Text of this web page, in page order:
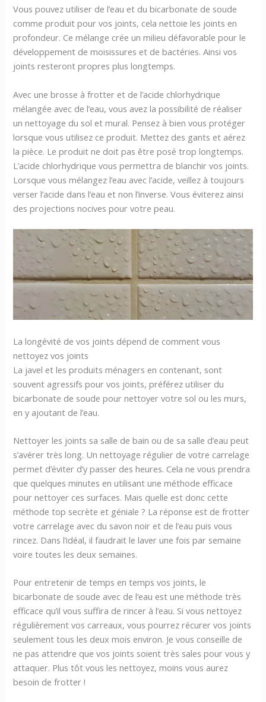
Vous pouvez utiliser de l’eau et du bicarbonate de soude
comme produit pour vos joints, cela nettoie les joints en
profondeur. Ce mélange crée un milieu défavorable pour le
développement de moisissures et de bactéries. Ainsi vos
joints resteront propres plus longtemps.
Avec une brosse à frotter et de l’acide chlorhydrique
mélangée avec de l’eau, vous avez la possibilité de réaliser
un nettoyage du sol et mural. Pensez à bien vous protéger
lorsque vous utilisez ce produit. Mettez des gants et aérez
la pièce. Le produit ne doit pas être posé trop longtemps.
L’acide chlorhydrique vous permettra de blanchir vos joints.
Lorsque vous mélangez l’eau avec l’acide, veillez à toujours
verser l’acide dans l’eau et non l’inverse. Vous éviterez ainsi
des projections nocives pour votre peau.
La longévité de vos joints dépend de comment vous
nettoyez vos joints
La javel et les produits ménagers en contenant, sont
souvent agressifs pour vos joints, préférez utiliser du
bicarbonate de soude pour nettoyer votre sol ou les murs,
en y ajoutant de l’eau.
Nettoyer les joints sa salle de bain ou de sa salle d’eau peut
s’avérer très long. Un nettoyage régulier de votre carrelage
permet d’éviter d’y passer des heures. Cela ne vous prendra
que quelques minutes en utilisant une méthode efficace
pour nettoyer ces surfaces. Mais quelle est donc cette
méthode top secrète et géniale ? La réponse est de frotter
votre carrelage avec du savon noir et de l’eau puis vous
rincez. Dans l’idéal, il faudrait le laver une fois par semaine
voire toutes les deux semaines.
Pour entretenir de temps en temps vos joints, le
bicarbonate de soude avec de l’eau est une méthode très
efficace qu’il vous suffira de rincer à l’eau. Si vous nettoyez
régulièrement vos carreaux, vous pourrez récurer vos joints
seulement tous les deux mois environ. Je vous conseille de
ne pas attendre que vos joints soient très sales pour vous y
attaquer. Plus tôt vous les nettoyez, moins vous aurez
besoin de frotter !